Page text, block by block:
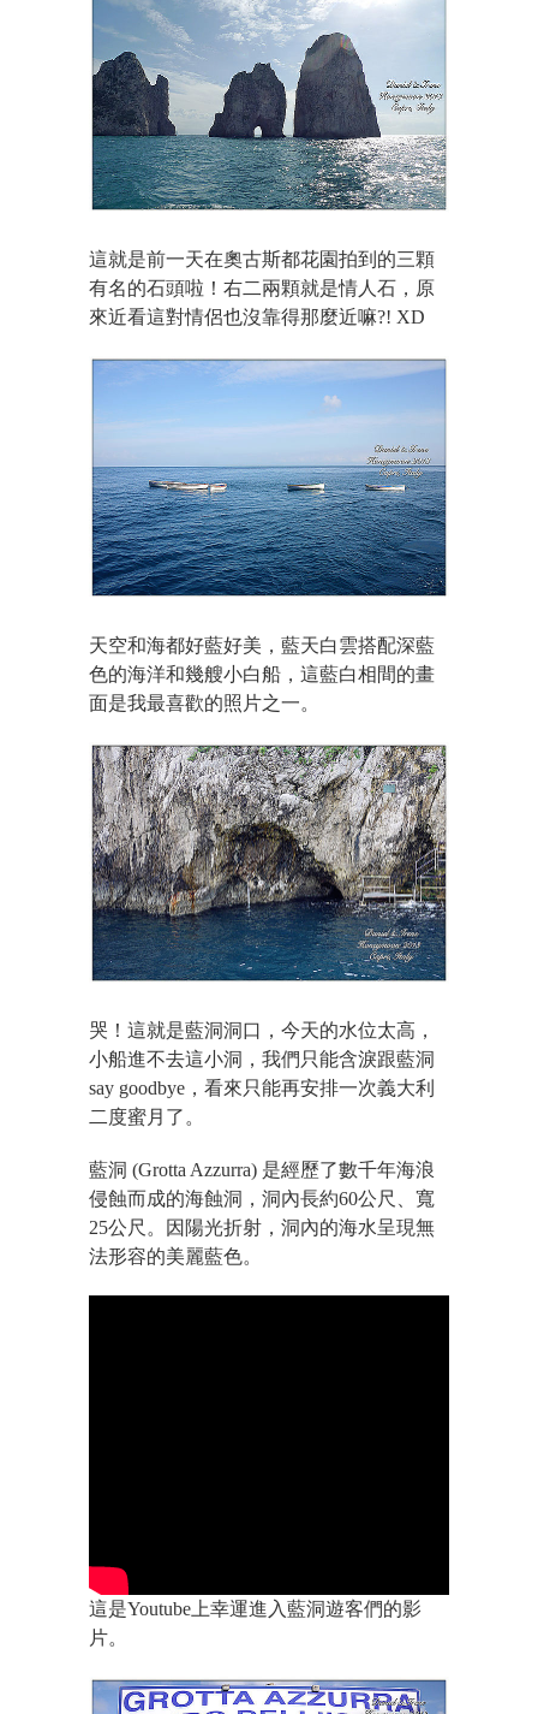
這就是前一天在奧古斯都花園拍到的三顆
有名的石頭啦！右二兩顆就是情人石，原
來近看這對情侶也沒靠得那麼近嘛?! XD
天空和海都好藍好美，藍天白雲搭配深藍
色的海洋和幾艘小白船，這藍白相間的畫
面是我最喜歡的照片之一。
哭！這就是藍洞洞口，今天的水位太高，
小船進不去這小洞，我們只能含淚跟藍洞
say goodbye，看來只能再安排一次義大利
二度蜜月了。
藍洞 (Grotta Azzurra) 是經歷了數千年海浪
侵蝕而成的海蝕洞，洞內長約60公尺、寬
25公尺。因陽光折射，洞內的海水呈現無
法形容的美麗藍色。
這是Youtube上幸運進入藍洞遊客們的影
片。